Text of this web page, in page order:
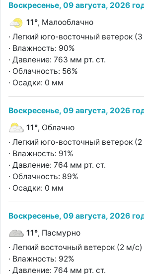
Воскресенье, 09 августа, 2026
11°, Малооблачно
· Легкий юго-восточный ветерок
· Влажность: 90%
· Давление: 763 мм рт. ст.
· Облачность: 56%
· Осадки: 0 мм
Воскресенье, 09 августа, 2026
11°, Облачно
· Легкий юго-восточный ветерок
· Влажность: 91%
· Давление: 764 мм рт. ст.
· Облачность: 89%
· Осадки: 0 мм
Воскресенье, 09 августа, 2026
11°, Пасмурно
· Легкий восточный ветерок (2 м/с)
· Влажность: 92%
· Давление: 764 мм рт. ст.